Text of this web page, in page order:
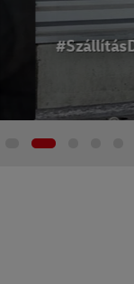
#SzállításDhl-